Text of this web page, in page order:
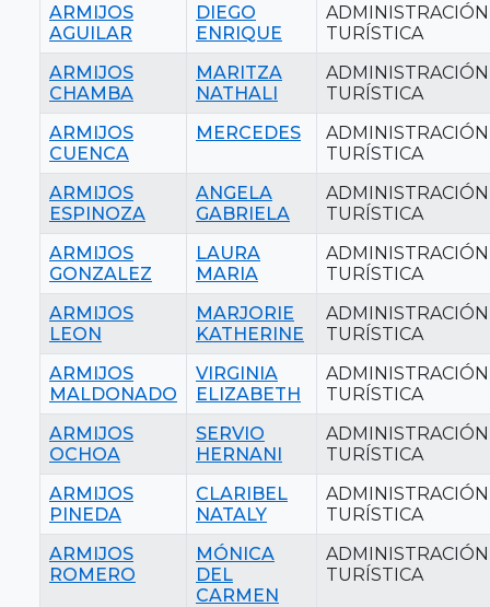
ARMIJOS
AGUILAR
DIEGO
ENRIQUE
ADMINISTRACIÓN
TURÍSTICA
ARMIJOS
CHAMBA
MARITZA
NATHALI
ADMINISTRACIÓN
TURÍSTICA
ARMIJOS
CUENCA
MERCEDES
ADMINISTRACIÓN
TURÍSTICA
ARMIJOS
ESPINOZA
ANGELA
GABRIELA
ADMINISTRACIÓN
TURÍSTICA
ARMIJOS
GONZALEZ
LAURA
MARIA
ADMINISTRACIÓN
TURÍSTICA
ARMIJOS
LEON
MARJORIE
KATHERINE
ADMINISTRACIÓN
TURÍSTICA
ARMIJOS
MALDONADO
VIRGINIA
ELIZABETH
ADMINISTRACIÓN
TURÍSTICA
ARMIJOS
OCHOA
SERVIO
HERNANI
ADMINISTRACIÓN
TURÍSTICA
ARMIJOS
PINEDA
CLARIBEL
NATALY
ADMINISTRACIÓN
TURÍSTICA
ARMIJOS
ROMERO
MÓNICA
DEL
CARMEN
ADMINISTRACIÓN
TURÍSTICA